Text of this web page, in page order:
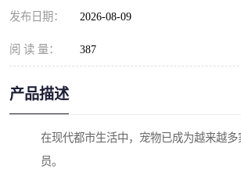
发布日期： 2026-08-09
阅 读 量： 387
产品描述
在现代都市生活中，宠物已成为越来越
员。